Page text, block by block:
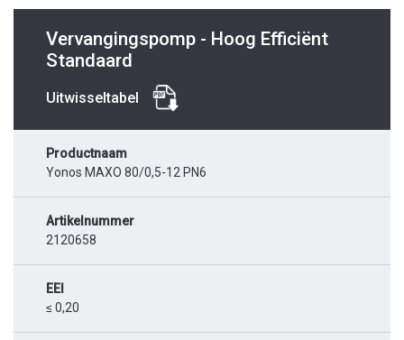
Vervangingspomp - Hoog Efficiënt
Standaard
Uitwisseltabel
Productnaam
Yonos MAXO 80/0,5-12 PN6
Artikelnummer
2120658
EEI
≤ 0,20